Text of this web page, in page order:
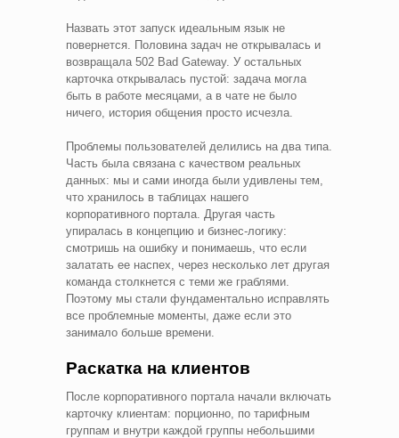
Назвать этот запуск идеальным язык не
повернется. Половина задач не открывалась и
возвращала 502 Bad Gateway. У остальных
карточка открывалась пустой: задача могла
быть в работе месяцами, а в чате не было
ничего, история общения просто исчезла.
Проблемы пользователей делились на два типа.
Часть была связана с качеством реальных
данных: мы и сами иногда были удивлены тем,
что хранилось в таблицах нашего
корпоративного портала. Другая часть
упиралась в концепцию и бизнес-логику:
смотришь на ошибку и понимаешь, что если
залатать ее наспех, через несколько лет другая
команда столкнется с теми же граблями.
Поэтому мы стали фундаментально исправлять
все проблемные моменты, даже если это
занимало больше времени.
Раскатка на клиентов
После корпоративного портала начали включать
карточку клиентам: порционно, по тарифным
группам и внутри каждой группы небольшими